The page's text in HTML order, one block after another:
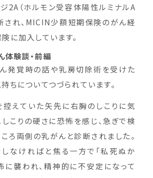
2A（ホルモン受容体陽性ルミナルA
され、MICIN少額短期保険のがん経
に加入しています。
体験談・前編
発覚時の話や乳房切除術を受けた
ちについてつづられています。
えていた矢先に右胸のしこりに気
しこりの硬さに恐怖を感じ、急ぎで検
ろ両側の乳がんと診断されました。
なければと焦る一方で「私死ぬか
に襲われ、精神的に不安定になって